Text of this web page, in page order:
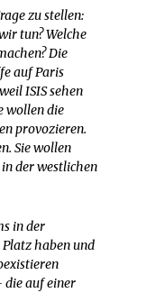
zu stellen:
tun? Welche
Die
auf Paris
ISIS sehen
wollen die
provozieren.
Sie wollen
der westlichen
in der
haben und
die auf einer